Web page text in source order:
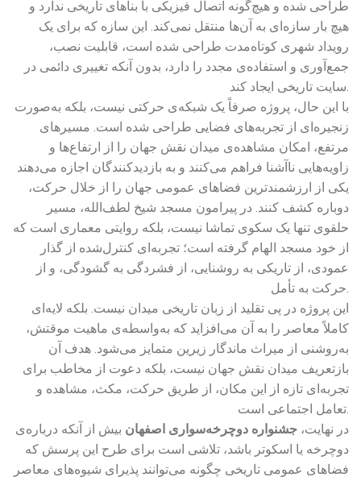
طراحی شده و هیچ‌گونه اتصال فیزیکی با بناهای تاریخی ندارد و
هیچ بار سازه‌ای به آن‌ها منتقل نمی‌کند. این سازه که برای یک
رویداد شهری کوتاه‌مدت طراحی شده است، قابلیت نصب،
جمع‌آوری و استفاده‌ی مجدد را دارد، بدون آنکه تغییری دائمی در
سایت تاریخی ایجاد کند.
با این حال، پروژه صرفاً یک شبکه‌ی حرکتی نیست، بلکه به‌صورت
زنجیره‌ای از تجربه‌های فضایی طراحی شده است. مسیرهای
مرتفع، امکان مشاهده‌ی میدان نقش جهان را از ارتفاع‌ها و
زاویه‌هایی ناآشنا فراهم می‌کنند و به بازدیدکنندگان اجازه می‌دهند
یکی از ارزشمندترین فضاهای عمومی جهان را از خلال حرکت،
دوباره کشف کنند. در پیرامون مسجد شیخ لطف‌الله، مسیر
حلقوی تنها یک سکوی تماشا نیست، بلکه روایتی معماری است که
از خود مسجد الهام گرفته است؛ تجربه‌ای کنترل‌شده از گذار
عمودی، از تاریکی به روشنایی، از فشردگی به گشودگی، و از
حرکت به تأمل.
این پروژه در پی تقلید از زبان تاریخی میدان نیست. بلکه لایه‌ای
کاملاً معاصر را به آن می‌افزاید که به‌واسطه‌ی ماهیت موقتش،
به‌روشنی از میراث ماندگار زیرین متمایز می‌شود. هدف آن
بازتعریف میدان نقش جهان نیست، بلکه دعوت از مخاطب برای
تجربه‌ای تازه از این مکان، از طریق حرکت، مکث، مشاهده و
تعامل اجتماعی است.
در نهایت، جشنواره دوچرخه‌سواری اصفهان بیش از آنکه درباره‌ی
دوچرخه یا اسکوتر باشد، تلاشی است برای طرح این پرسش که
فضاهای عمومی تاریخی چگونه می‌توانند پذیرای شیوه‌های معاصر